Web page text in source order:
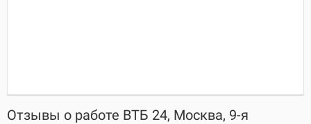
Отзывы о работе ВТБ 24, Москва, 9-я